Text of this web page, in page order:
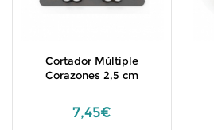
Cortador Múltiple
Corazones 2,5 cm
7,45€